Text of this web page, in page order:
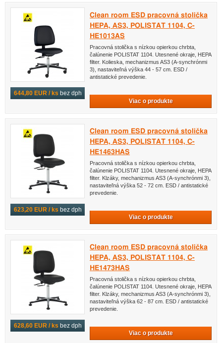
644,80 EUR / ks bez dph
Clean room ESD pracovná stolička
HEPA, AS3, POLISTAT 1104, C-
HE1013AS
Pracovná stolička s nízkou opierkou chrbta,
čalúnenie POLISTAT 1104. Utesnené okraje, HEPA
filter. Kolieska, mechanizmus AS3 (A-synchrónmi
3), nastaviteľná výška 44 - 57 cm. ESD /
antistatické prevedenie.
Viac o produkte
623,20 EUR / ks bez dph
Clean room ESD pracovná stolička
HEPA, AS3, POLISTAT 1104, C-
HE1463HAS
Pracovná stolička s nízkou opierkou chrbta,
čalúnenie POLISTAT 1104. Utesnené okraje, HEPA
filter. Klzáky, mechanizmus AS3 (A-synchrónmi 3),
nastaviteľná výška 52 - 72 cm. ESD / antistatické
prevedenie.
Viac o produkte
628,60 EUR / ks bez dph
Clean room ESD pracovná stolička
HEPA, AS3, POLISTAT 1104, C-
HE1473HAS
Pracovná stolička s nízkou opierkou chrbta,
čalúnenie POLISTAT 1104. Utesnené okraje, HEPA
filter. Klzáky, mechanizmus AS3 (A-synchrónmi 3),
nastaviteľná výška 62 - 87 cm. ESD / antistatické
prevedenie.
Viac o produkte